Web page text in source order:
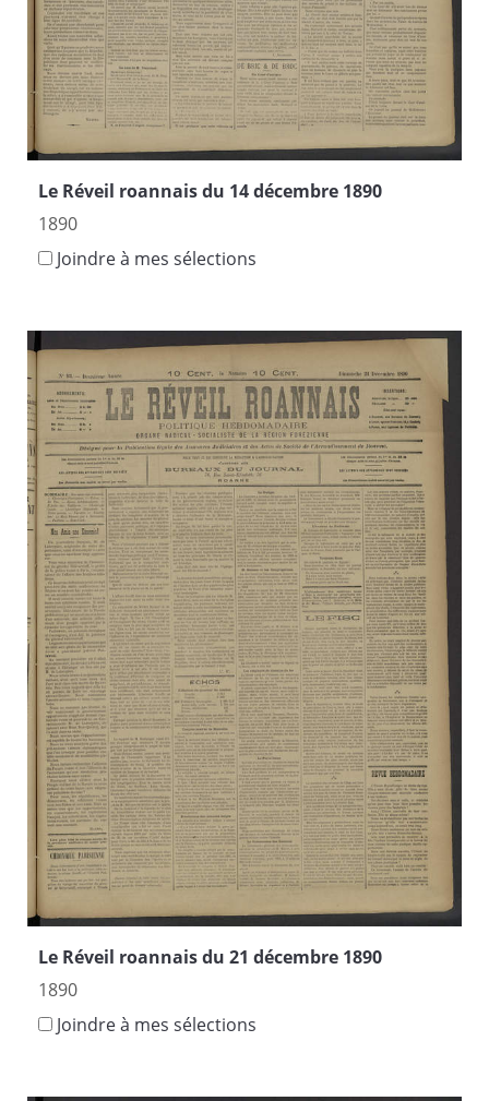
Le Réveil roannais du 14 décembre 1890
1890
Joindre à mes sélections
Le Réveil roannais du 21 décembre 1890
1890
Joindre à mes sélections